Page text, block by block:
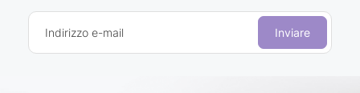
Indirizzo e-mail Inviare